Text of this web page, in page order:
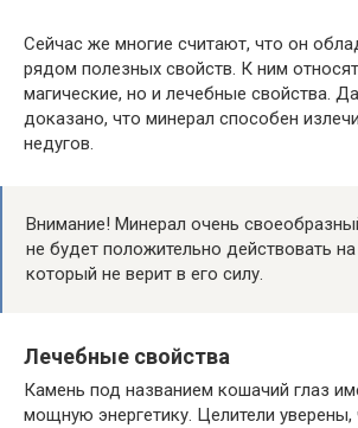
Сейчас же многие считают, что он
рядом полезных свойств. К ним
магические, но и лечебные свойства.
доказано, что минерал способен
недугов.
Внимание! Минерал очень
не будет положительно действовать
который не верит в его силу.
Лечебные свойства
Камень под названием кошачий глаз
мощную энергетику. Целители уверены,